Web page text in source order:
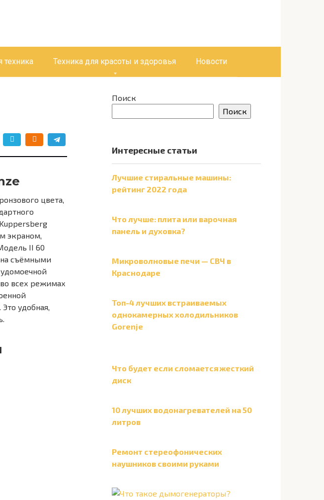
техника Техника для красоты и здоровья Новости
цвета,
экраном,
II 60
съёмными
всех режимах
удобная,
Поиск
Поиск
Интересные статьи
Лучшие стиральные машины:
рейтинг 2022 года
Что лучше: плита или варочная
панель и духовка?
Микроволновые печи — СВЧ в
Краснодаре
Топ-4 лучших встраиваемых
однокамерных холодильников
Gorenje
Что будет если сломается жесткий
диск
10 лучших водонагревателей на 50
литров
Ремонт стереофонических
наушников своими руками